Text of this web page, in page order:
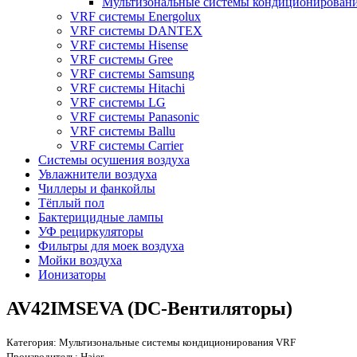
VRF системы Energolux
VRF системы DANTEX
VRF системы Hisense
VRF системы Gree
VRF системы Samsung
VRF системы Hitachi
VRF системы LG
VRF системы Panasonic
VRF системы Ballu
VRF системы Carrier
Системы осушения воздуха
Увлажнители воздуха
Чиллеры и фанкойлы
Тёплый пол
Бактерицидные лампы
УФ рециркуляторы
Фильтры для моек воздуха
Мойки воздуха
Ионизаторы
AV42IMSEVA (DC-Вентиляторы)
Категория: Мультизональные системы кондиционирования VRF